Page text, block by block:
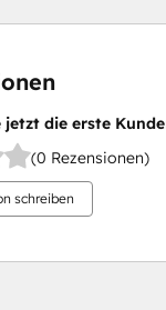
jetzt die erste
(0 Rezensionen)
schreiben